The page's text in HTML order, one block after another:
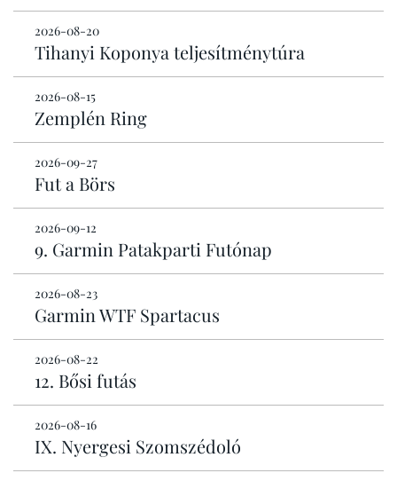
2026-08-20
Tihanyi Koponya teljesítménytúra
2026-08-15
Zemplén Ring
2026-09-27
Fut a Börs
2026-09-12
9. Garmin Patakparti Futónap
2026-08-23
Garmin WTF Spartacus
2026-08-22
12. Bősi futás
2026-08-16
IX. Nyergesi Szomszédoló